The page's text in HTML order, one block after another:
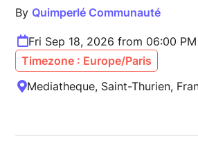
By Quimperlé Communauté
Fri Sep 18, 2026 from 06:00
Timezone : Europe/Paris
Mediatheque, Saint-Thurien,